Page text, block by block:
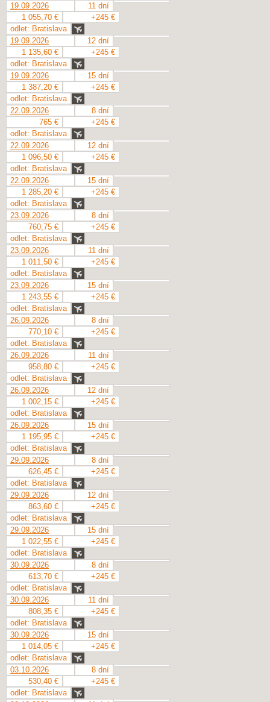
19.09.2026
11 dní
1 055,70 €
+245 €
odlet: Bratislava
19.09.2026
12 dní
1 135,60 €
+245 €
odlet: Bratislava
19.09.2026
15 dní
1 387,20 €
+245 €
odlet: Bratislava
22.09.2026
8 dní
765 €
+245 €
odlet: Bratislava
22.09.2026
12 dní
1 096,50 €
+245 €
odlet: Bratislava
22.09.2026
15 dní
1 285,20 €
+245 €
odlet: Bratislava
23.09.2026
8 dní
760,75 €
+245 €
odlet: Bratislava
23.09.2026
11 dní
1 011,50 €
+245 €
odlet: Bratislava
23.09.2026
15 dní
1 243,55 €
+245 €
odlet: Bratislava
26.09.2026
8 dní
770,10 €
+245 €
odlet: Bratislava
26.09.2026
11 dní
958,80 €
+245 €
odlet: Bratislava
26.09.2026
12 dní
1 002,15 €
+245 €
odlet: Bratislava
26.09.2026
15 dní
1 195,95 €
+245 €
odlet: Bratislava
29.09.2026
8 dní
626,45 €
+245 €
odlet: Bratislava
29.09.2026
12 dní
863,60 €
+245 €
odlet: Bratislava
29.09.2026
15 dní
1 022,55 €
+245 €
odlet: Bratislava
30.09.2026
8 dní
613,70 €
+245 €
odlet: Bratislava
30.09.2026
11 dní
808,35 €
+245 €
odlet: Bratislava
30.09.2026
15 dní
1 014,05 €
+245 €
odlet: Bratislava
03.10.2026
8 dní
530,40 €
+245 €
odlet: Bratislava